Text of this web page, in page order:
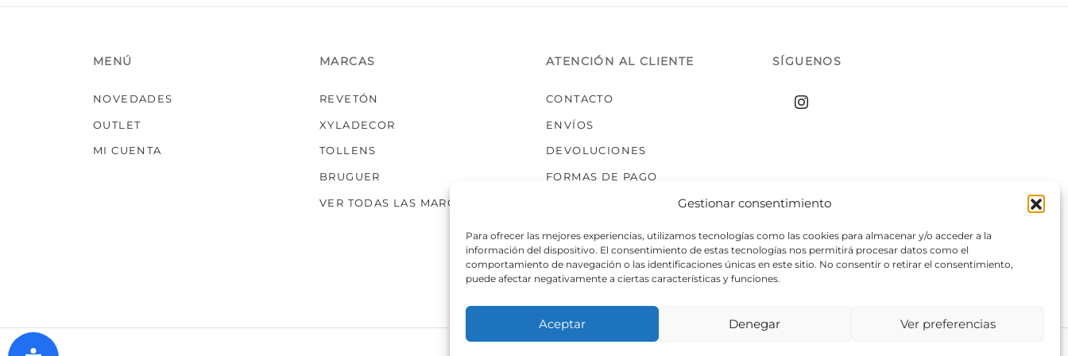
Gestionar consentimiento
Para ofrecer las mejores experiencias, utilizamos tecnologías como las cookies para almacenar y/o acceder a la
información del dispositivo. El consentimiento de estas tecnologías nos permitirá procesar datos como el
comportamiento de navegación o las identificaciones únicas en este sitio. No consentir o retirar el consentimiento,
puede afectar negativamente a ciertas características y funciones.
Aceptar Denegar Ver preferencias
MENÚ
NOVEDADES
OUTLET
MI CUENTA
MARCAS
REVETÓN
XYLADECOR
TOLLENS
BRUGUER
VER TODAS LAS MARCAS
ATENCIÓN AL CLIENTE
CONTACTO
ENVÍOS
DEVOLUCIONES
FORMAS DE PAGO
SÍGUENOS